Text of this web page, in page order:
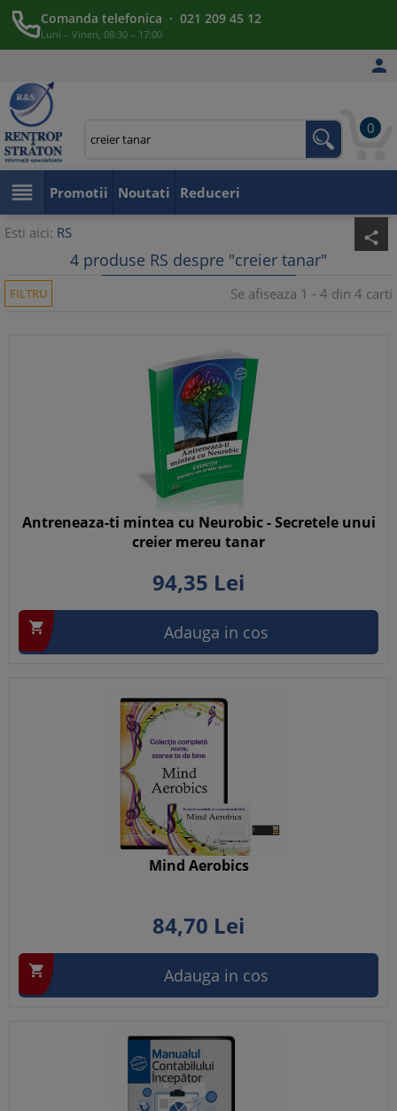
Comanda telefonica · 021 209 45 12
Luni – Vineri, 08:30 – 17:00

0
 Promotii Noutati Reduceri
Esti aici: RS share
4 produse RS despre "creier tanar"
FILTRU Se afiseaza 1 - 4 din 4 carti
Antreneaza-ti mintea cu Neurobic - Secretele unui
creier mereu tanar
94,35 Lei
 Adauga in cos
Mind Aerobics
84,70 Lei
 Adauga in cos